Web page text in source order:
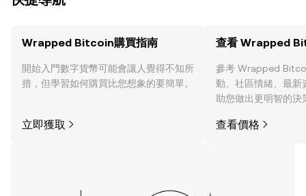
Wrapped Bitcoin購買指南
開始入門數字貨幣可能會讓人覺得不知所
措，但學習如何購買比您想象的要簡單。
立即獲取
查看 Wrapped
參考 Wrapped
動、社區情緒、最新
助您做出更明智的決
查看價格